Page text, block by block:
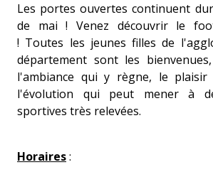
Les portes ouvertes continuent
de mai ! Venez découvrir le
! Toutes les jeunes filles de
département sont les
l'ambiance qui y règne, le
l'évolution qui peut mener à
sportives très relevées.
Horaires: